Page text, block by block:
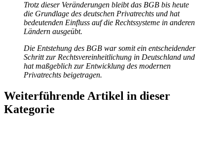
Trotz dieser Veränderungen bleibt das BGB bis heute
die Grundlage des deutschen Privatrechts und hat
bedeutenden Einfluss auf die Rechtssysteme in anderen
Ländern ausgeübt.
Die Entstehung des BGB war somit ein entscheidender
Schritt zur Rechtsvereinheitlichung in Deutschland und
hat maßgeblich zur Entwicklung des modernen
Privatrechts beigetragen.
Weiterführende Artikel in dieser
Kategorie